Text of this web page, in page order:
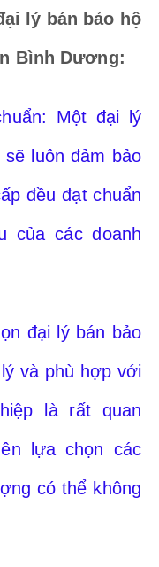
lý bán bảo hộ
Bình Dương:
Một đại lý
luôn đảm bảo
đều đạt chuẩn
của các doanh
đại lý bán bảo
và phù hợp với
là rất quan
lựa chọn các
có thể không